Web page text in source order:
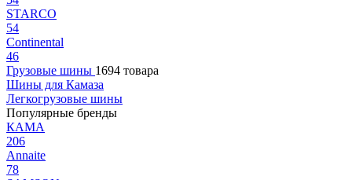
STARCO
54
Continental
46
Грузовые шины 1694 товара
Шины для Камаза
Легкогрузовые шины
Популярные бренды
КАМА
206
Annaite
78